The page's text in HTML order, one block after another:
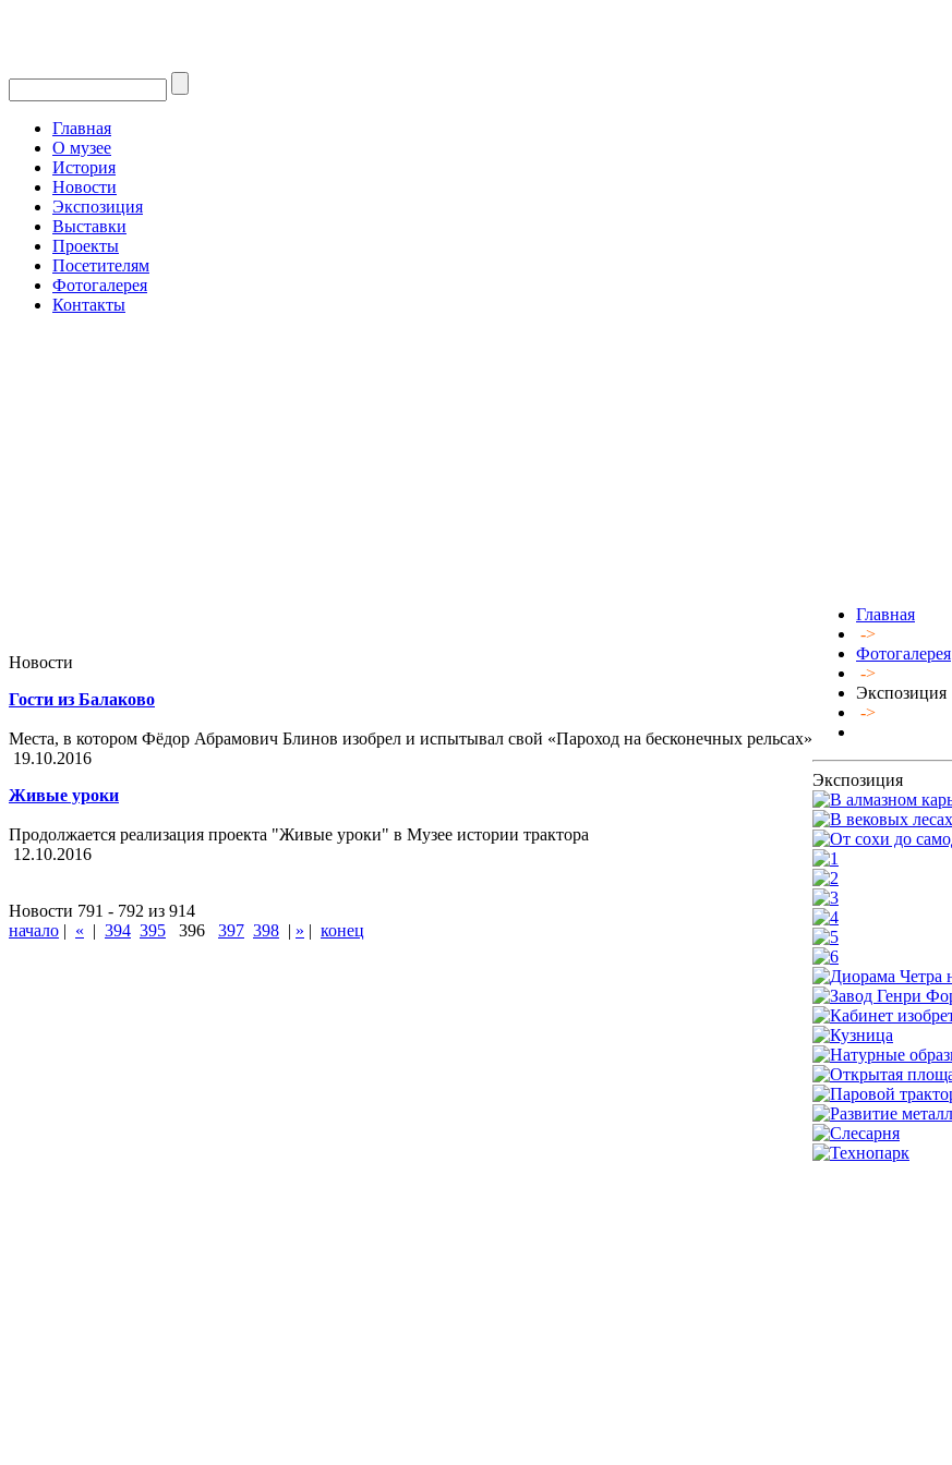
Главная
О музее
История
Новости
Экспозиция
Выставки
Проекты
Посетителям
Фотогалерея
Контакты
Новости
Гости из Балаково
Места, в котором Фёдор Абрамович Блинов изобрел и испытывал свой «Пароход на бесконечных рельсах»
19.10.2016
Живые уроки
Продолжается реализация проекта "Живые уроки" в Музее истории трактора
12.10.2016
Новости 791 - 792 из 914
начало | « | 394 395 396 397 398 | » | конец
Главная
->
Фотогалерея
->
Экспозиция
->
Экспозиция